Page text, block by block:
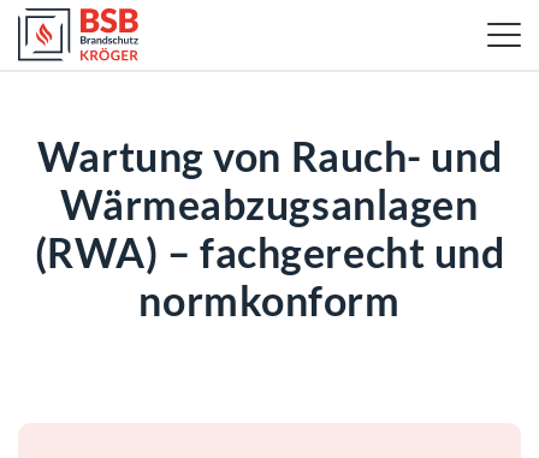
Wartung von Rauch- und
Wärmeabzugsanlagen
(RWA) – fachgerecht und
normkonform